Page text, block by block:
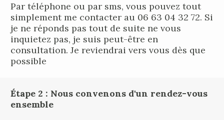
Par téléphone ou par sms, vous pouvez tout
simplement me contacter au 06 63 04 32 72. Si
je ne réponds pas tout de suite ne vous
inquietez pas, je suis peut-être en
consultation. Je reviendrai vers vous dès que
possible
Étape 2 : Nous convenons d'un rendez-vous
ensemble